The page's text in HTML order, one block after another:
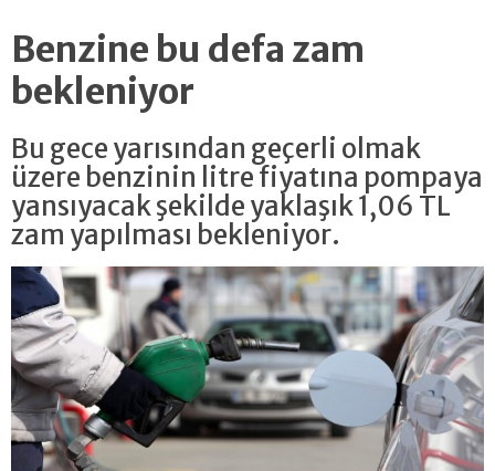
Benzine bu defa zam
bekleniyor
Bu gece yarısından geçerli olmak
üzere benzinin litre fiyatına pompaya
yansıyacak şekilde yaklaşık 1,06 TL
zam yapılması bekleniyor.